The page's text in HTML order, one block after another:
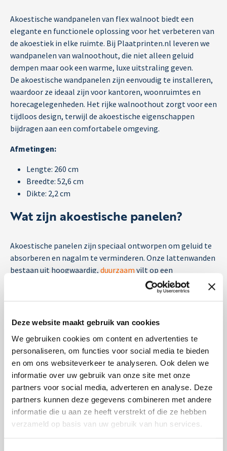
Deze website maakt gebruik van cookies
We gebruiken cookies om content en advertenties te
personaliseren, om functies voor social media te bieden
en om ons websiteverkeer te analyseren. Ook delen we
informatie over uw gebruik van onze site met onze
partners voor social media, adverteren en analyse. Deze
partners kunnen deze gegevens combineren met andere
informatie die u aan ze heeft verstrekt of die ze hebben
verzameld op basis van uw gebruik van hun services.
Akoestische wandpanelen van flex walnoot biedt een
elegante en functionele oplossing voor het verbeteren van
de akoestiek in elke ruimte. Bij Plaatprinten.nl leveren we
wandpanelen van walnoothout, die niet alleen geluid
dempen maar ook een warme, luxe uitstraling geven.
De akoestische wandpanelen zijn eenvoudig te installeren,
waardoor ze ideaal zijn voor kantoren, woonruimtes en
horecagelegenheden. Het rijke walnoothout zorgt voor een
tijdloos design, terwijl de akoestische eigenschappen
bijdragen aan een comfortabele omgeving.
Afmetingen:
Lengte: 260 cm
Breedte: 52,6 cm
Dikte: 2,2 cm
Wat zijn akoestische panelen?
Akoestische panelen zijn speciaal ontworpen om geluid te
absorberen en nagalm te verminderen. Onze lattenwanden
bestaan uit hoogwaardig, duurzaamvilt op een
geluiddempende basis. Ze zijn licht van gewicht, vormvast
Waar kun je akoestische
wandpanelen voor gebruiken?
Akoestische panelen zijn ontzettend veelzijdig en geschikt
voor talloze ruimtes, zoals:
Kantoren en vergaderruimtes:Minder galm, meer
focus.
Woonkamers en thuiskantoren: Rustige, warme